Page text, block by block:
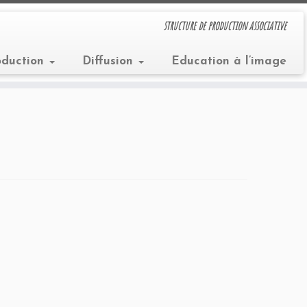
structure de production associative
Diffusion Education à l’image